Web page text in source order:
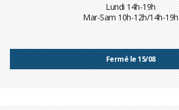
Lundi 14h-19h
Mar-Sam 10h-12h/14h-19h
Fermé le 15/08